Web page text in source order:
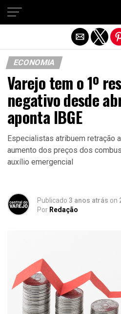
ECONOMIA
Varejo tem o 1º
negativo desde
aponta IBGE
Especialistas atribuem retração
aumento dos preços dos
auxílio emergencial
Publicado 3 anos atrás on
Por Redação